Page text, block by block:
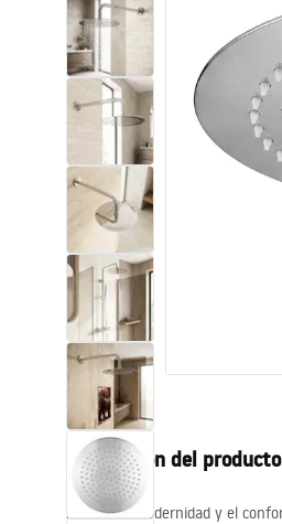
Lavabos
Bañeras y mamparas
Cocina
Accesorios de baño
Descripción del producto
Aprecie la modernidad y el